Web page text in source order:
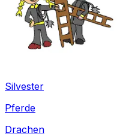
Silvester
Pferde
Drachen